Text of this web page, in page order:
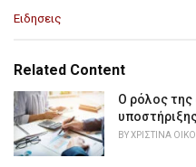
C
e
o
r
i
e
Ειδησεις
Related Content
Ο ρόλος της
BYΧΡΙΣΤΊΝΑ